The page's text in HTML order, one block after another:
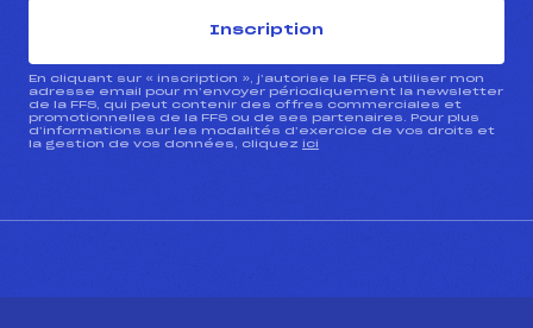
Inscription
En cliquant sur « inscription », j’autorise la FFS à utiliser mon
adresse email pour m’envoyer périodiquement la newsletter
de la FFS, qui peut contenir des offres commerciales et
promotionnelles de la FFS ou de ses partenaires. Pour plus
d’informations sur les modalités d’exercice de vos droits et
la gestion de vos données, cliquez ici